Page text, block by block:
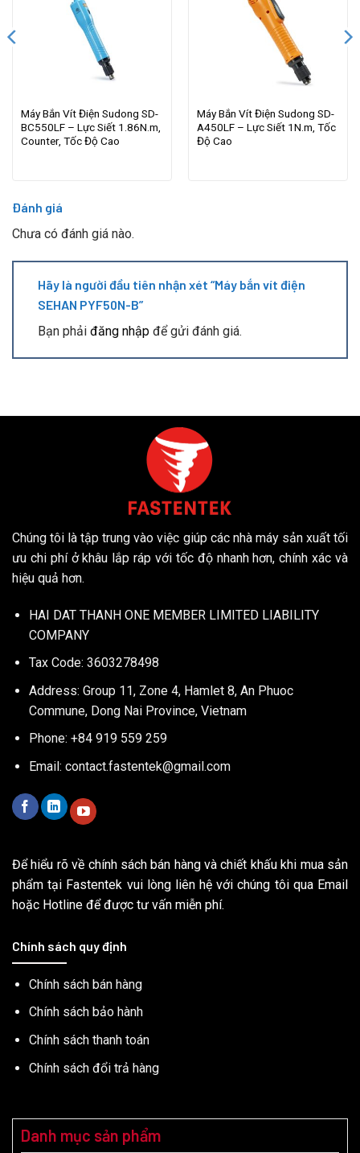
Máy Bắn Vít Điện Sudong SD-
BC550LF – Lực Siết 1.86N.m,
Counter, Tốc Độ Cao
Máy Bắn Vít Điện Sudong SD-
A450LF – Lực Siết 1N.m, Tốc
Độ Cao
Đánh giá
Chưa có đánh giá nào.
Hãy là người đầu tiên nhận xét “Máy bắn vít điện
SEHAN PYF50N-B”
Bạn phải đăng nhập để gửi đánh giá.
Chúng tôi là tập trung vào việc giúp các nhà máy sản xuất tối
ưu chi phí ở khâu lắp ráp với tốc độ nhanh hơn, chính xác và
hiệu quả hơn.
HAI DAT THANH ONE MEMBER LIMITED LIABILITY
COMPANY
Tax Code: 3603278498
Address: Group 11, Zone 4, Hamlet 8, An Phuoc
Commune, Dong Nai Province, Vietnam
Phone: +84 919 559 259
Email: contact.fastentek@gmail.com
Để hiểu rõ về chính sách bán hàng và chiết khấu khi mua sản
phẩm tại Fastentek vui lòng liên hệ với chúng tôi qua Email
hoặc Hotline để được tư vấn miễn phí.
Chính sách quy định
Chính sách bán hàng
Chính sách bảo hành
Chính sách thanh toán
Chính sách đổi trả hàng
Danh mục sản phẩm